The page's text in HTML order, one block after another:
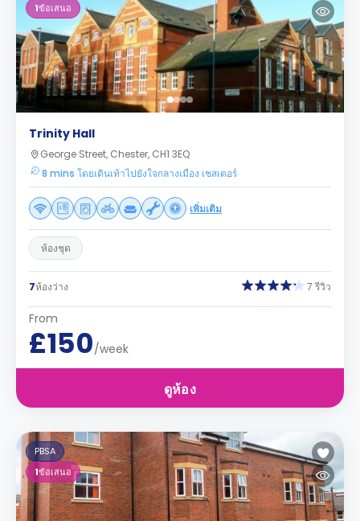
1ข้อเสนอ
Trinity Hall
George Street, Chester, CH1 3EQ
8 mins โดยเดินเท้าไปยังใจกลางเมือง เชสเตอร์
เพิ่มเติม
ห้องชุด
7ห้องว่าง 7 รีวิว
From
£150/week
ดูห้อง
PBSA
1ข้อเสนอ